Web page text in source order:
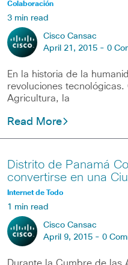
Colaboración
3 min read
Cisco Cansac
April 21, 2015 - 0
En la historia de la
revoluciones
Agricultura, la
Read More
Distrito de Panamá
convertirse en una
Internet de Todo
1 min read
Cisco Cansac
April 9, 2015 - 0